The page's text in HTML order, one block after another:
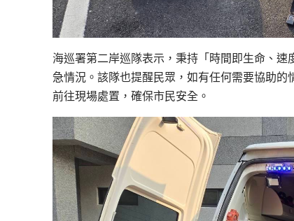
海巡署第二岸巡隊表示，秉持「時間即生命、
急情況。該隊也提醒民眾，如有任何需要協助的
前往現場處置，確保市民安全。